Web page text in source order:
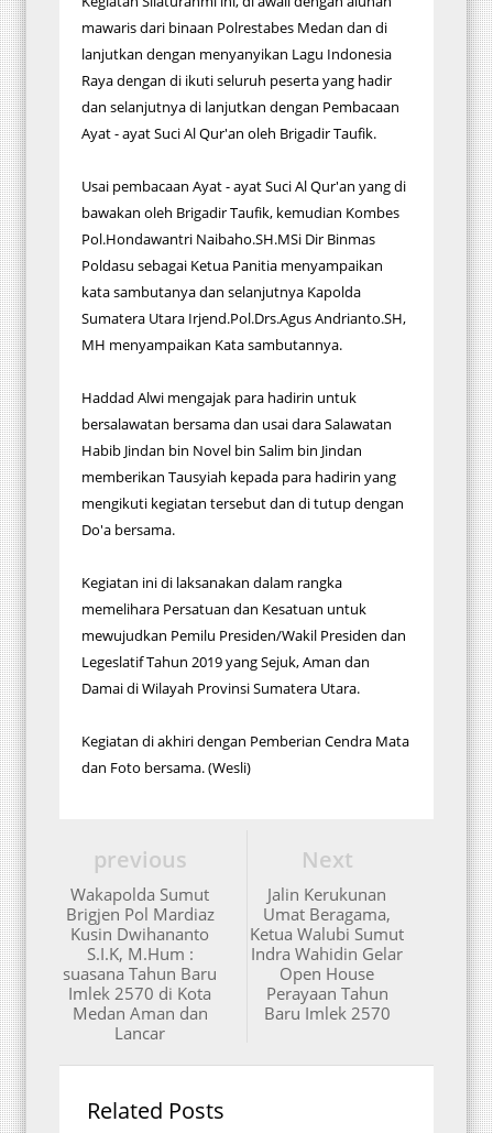
mawaris dari binaan Polrestabes Medan dan di
lanjutkan dengan menyanyikan Lagu Indonesia
Raya dengan di ikuti seluruh peserta yang hadir
dan selanjutnya di lanjutkan dengan Pembacaan
Ayat - ayat Suci Al Qur'an oleh Brigadir Taufik.
Usai pembacaan Ayat - ayat Suci Al Qur'an yang di
bawakan oleh Brigadir Taufik, kemudian Kombes
Pol.Hondawantri Naibaho.SH.MSi Dir Binmas
Poldasu sebagai Ketua Panitia menyampaikan
kata sambutanya dan selanjutnya Kapolda
Sumatera Utara Irjend.Pol.Drs.Agus Andrianto.SH,
MH menyampaikan Kata sambutannya.
Haddad Alwi mengajak para hadirin untuk
bersalawatan bersama dan usai dara Salawatan
Habib Jindan bin Novel bin Salim bin Jindan
memberikan Tausyiah kepada para hadirin yang
mengikuti kegiatan tersebut dan di tutup dengan
Do'a bersama.
Kegiatan ini di laksanakan dalam rangka
memelihara Persatuan dan Kesatuan untuk
mewujudkan Pemilu Presiden/Wakil Presiden dan
Legeslatif Tahun 2019 yang Sejuk, Aman dan
Damai di Wilayah Provinsi Sumatera Utara.
Kegiatan di akhiri dengan Pemberian Cendra Mata
dan Foto bersama. (Wesli)
Next
Jalin Kerukunan
Umat Beragama,
Ketua Walubi Sumut
Indra Wahidin Gelar
Open House
Perayaan Tahun
Baru Imlek 2570
previous
Wakapolda Sumut
Brigjen Pol Mardiaz
Kusin Dwihananto
S.I.K, M.Hum :
suasana Tahun Baru
Imlek 2570 di Kota
Medan Aman dan
Lancar
Related Posts